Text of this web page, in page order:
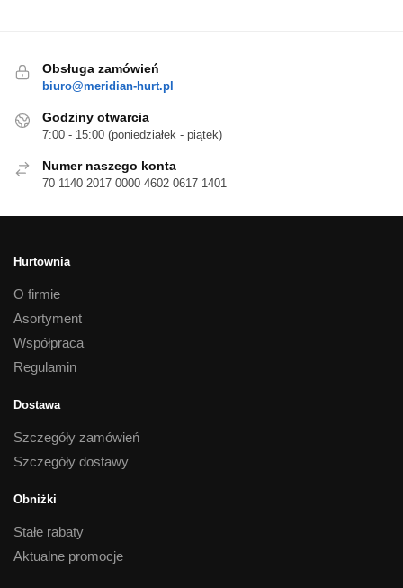
Obsługa zamówień
biuro@meridian-hurt.pl
Godziny otwarcia
7:00 - 15:00 (poniedziałek - piątek)
Numer naszego konta
70 1140 2017 0000 4602 0617 1401
Hurtownia
O firmie
Asortyment
Współpraca
Regulamin
Dostawa
Szczegóły zamówień
Szczegóły dostawy
Obniżki
Stałe rabaty
Aktualne promocje